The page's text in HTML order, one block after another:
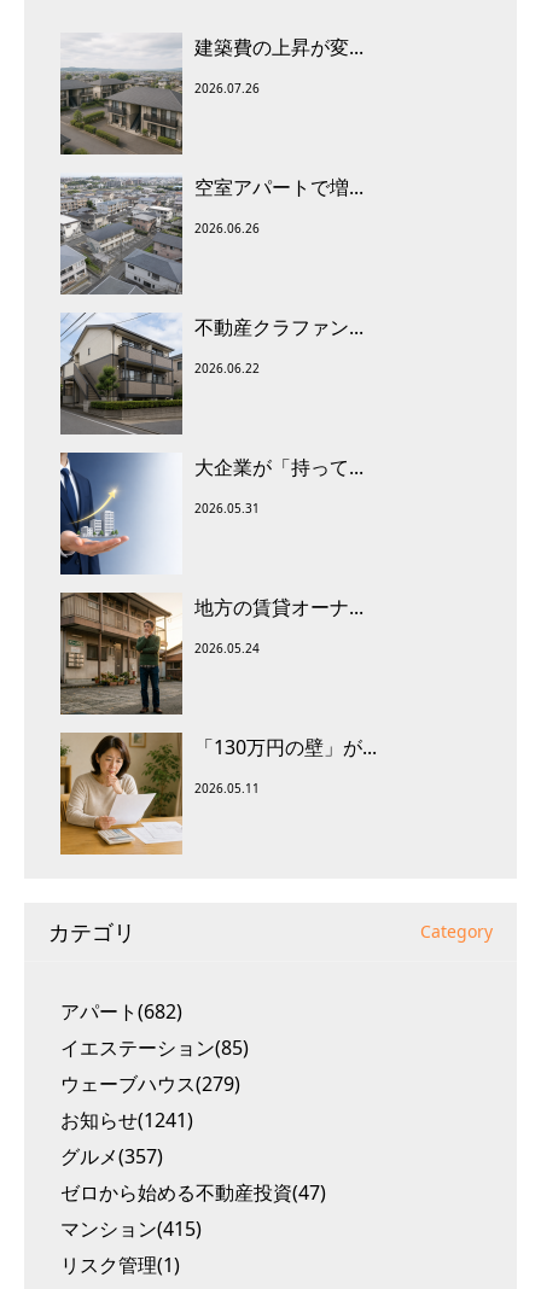
建築費の上昇が変...
2026.07.26
空室アパートで増...
2026.06.26
不動産クラファン...
2026.06.22
大企業が「持って...
2026.05.31
地方の賃貸オーナ...
2026.05.24
「130万円の壁」が...
2026.05.11
カテゴリ Category
アパート(682)
イエステーション(85)
ウェーブハウス(279)
お知らせ(1241)
グルメ(357)
ゼロから始める不動産投資(47)
マンション(415)
リスク管理(1)